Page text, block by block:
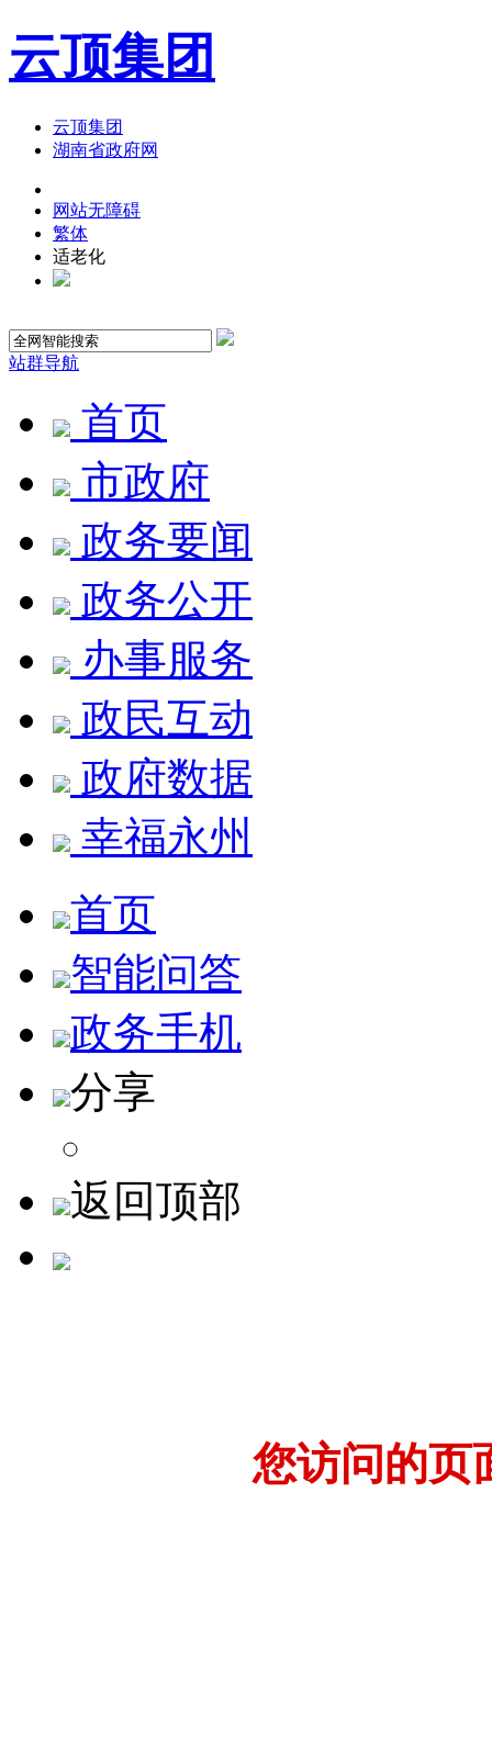
云顶集团
云顶集团
湖南省政府网
网站无障碍
繁体
适老化
站群导航
首页
市政府
政务要闻
政务公开
办事服务
政民互动
政府数据
幸福永州
首页
智能问答
政务手机
分享
返回顶部
您访问的页